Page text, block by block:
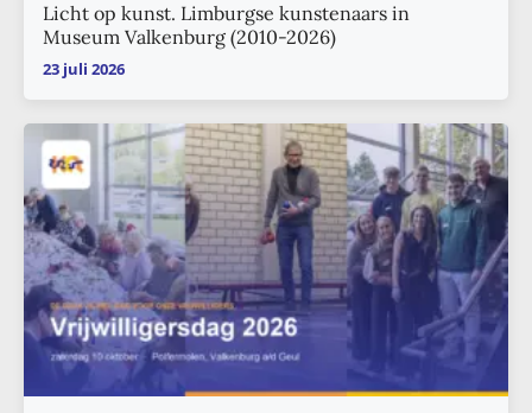
Licht op kunst. Limburgse kunstenaars in
Museum Valkenburg (2010-2026)
23 juli 2026